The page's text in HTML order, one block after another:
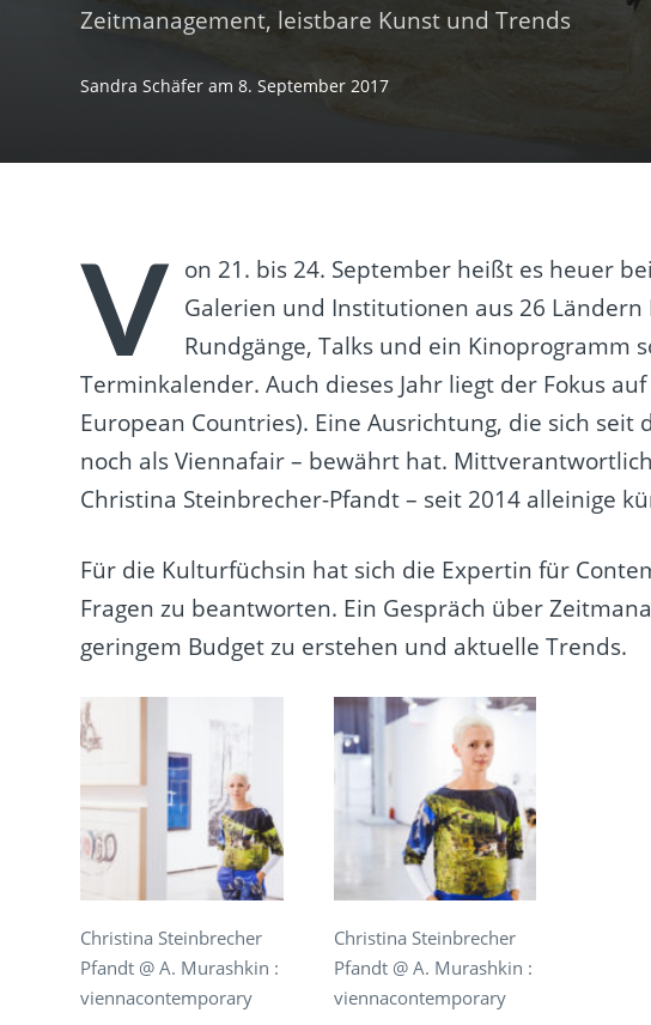
Zeitmanagement, leistbare Kunst und Trends
Sandra Schäferam 8. September 2017
V on 21. bis 24. September heißt es heuer
Galerien und Institutionen aus 26
Rundgänge, Talks und ein Kinoprogramm
Terminkalender. Auch dieses Jahr liegt der Fokus
European Countries). Eine Ausrichtung, die sich seit
noch als Viennafair – bewährt hat.
Christina Steinbrecher-Pfandt – seit 2014 alleinige
Für die Kulturfüchsin hat sich die Expertin für
Fragen zu beantworten. Ein Gespräch über
geringem Budget zu erstehen und aktuelle Trends.
Christina Steinbrecher
Pfandt @ A. Murashkin :
viennacontemporary
Christina Steinbrecher
Pfandt @ A. Murashkin :
viennacontemporary